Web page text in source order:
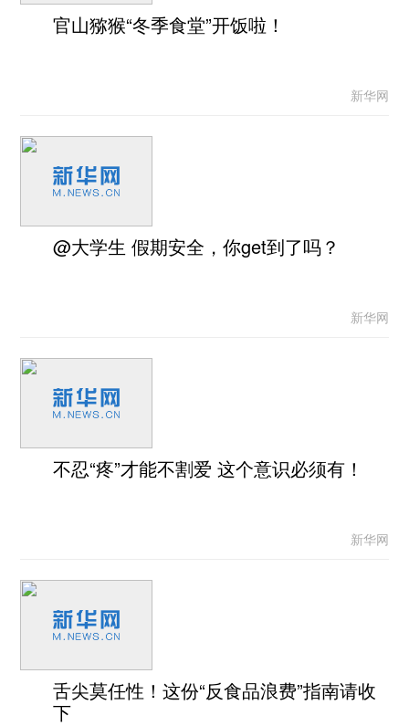
官山猕猴“冬季食堂”开饭啦！
新华网
@大学生 假期安全，你get到了吗？
新华网
不忍“疼”才能不割爱 这个意识必须有！
新华网
舌尖莫任性！这份“反食品浪费”指南请收
下